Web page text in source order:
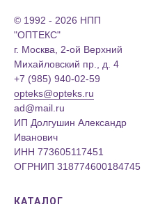
© 1992 - 2026 НПП
"ОПТЕКС"
г. Москва, 2-ой Верхний
Михайловский пр., д. 4
+7 (985) 940-02-59
opteks@opteks.ru
ad@mail.ru
ИП Долгушин Александр
Иванович
ИНН 773605117451
ОГРНИП 318774600184745
КАТАЛОГ